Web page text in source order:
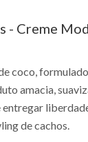
- Creme
coco,
amacia,
de cachos.